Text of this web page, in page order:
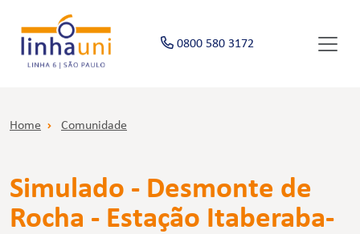
0800 580 3172
Home Comunidade
Simulado - Desmonte de
Rocha - Estação Itaberaba-